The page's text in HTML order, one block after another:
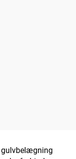
gulvbelægning